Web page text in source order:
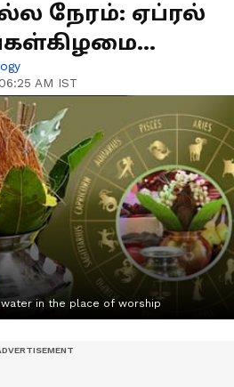
நேரம்: ஏப்ரல்
AM IST
in the place of worship